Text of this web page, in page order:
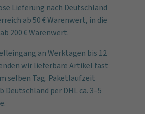
Lieferung nach Deutschland
ab 50 € Warenwert, in die
200 € Warenwert.
an Werktagen bis 12
wir lieferbare Artikel fast
selben Tag. Paketlaufzeit
Deutschland per DHL ca. 3–5